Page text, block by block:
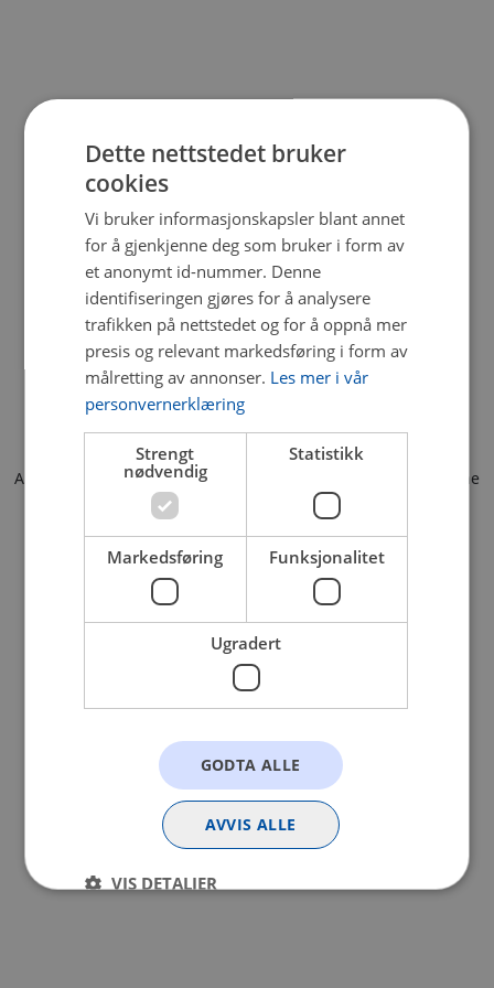
Application error: a client-side exception has occurred (see the
browser console for more information).
Dette nettstedet bruker
cookies
Vi bruker informasjonskapsler blant annet
for å gjenkjenne deg som bruker i form av
et anonymt id-nummer. Denne
identifiseringen gjøres for å analysere
trafikken på nettstedet og for å oppnå mer
presis og relevant markedsføring i form av
målretting av annonser. Les mer i vår
personvernerklæring
Strengt
nødvendig
Statistikk
Markedsføring Funksjonalitet
Ugradert
GODTA ALLE
AVVIS ALLE
VIS DETALJER